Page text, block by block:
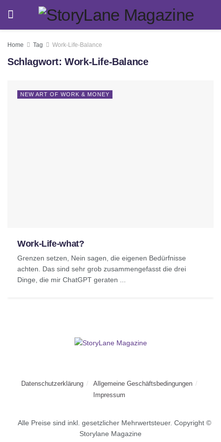
Home Tag Work-Life-Balance
Schlagwort:Work-Life-Balance
NEW ART OF WORK & MONEY
Work-Life-what?
Grenzen setzen, Nein sagen, die eigenen Bedürfnisse
achten. Das sind sehr grob zusammengefasst die drei
Dinge, die mir ChatGPT geraten ...
Datenschutzerklärung
Allgemeine Geschäftsbedingungen
Impressum
Alle Preise sind inkl. gesetzlicher Mehrwertsteuer. Copyright ©
Storylane Magazine